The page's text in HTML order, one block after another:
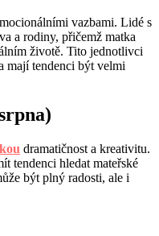
vazbami. Lidé s
a rodiny, přičemž matka
životě. Tito jednotlivci
mají tendenci být velmi
dramatičnost a kreativitu.
tendenci hledat mateřské
být plný radosti, ale i